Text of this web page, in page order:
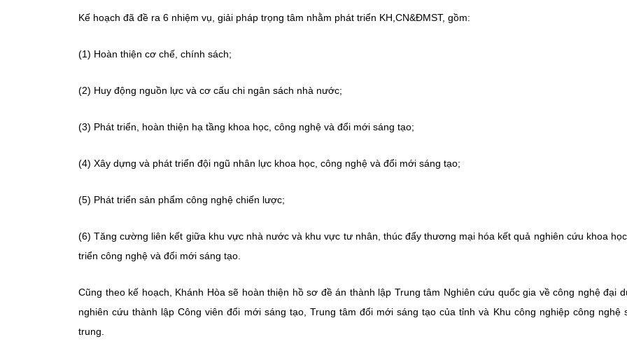
Kế hoạch đã đề ra 6 nhiệm vụ, giải pháp trọng tâm nhằm phát triển KH,CN&ĐMST, gồm:
(1) Hoàn thiện cơ chế, chính sách;
(2) Huy động nguồn lực và cơ cấu chi ngân sách nhà nước;
(3) Phát triển, hoàn thiện hạ tầng khoa học, công nghệ và đổi mới sáng tạo;
(4) Xây dựng và phát triển đội ngũ nhân lực khoa học, công nghệ và đổi mới sáng tạo;
(5) Phát triển sản phẩm công nghệ chiến lược;
(6) Tăng cường liên kết giữa khu vực nhà nước và khu vực tư nhân, thúc đẩy thương mại hóa kết quả nghiên cứu khoa
triển công nghệ và đổi mới sáng tạo.
Cũng theo kế hoạch, Khánh Hòa sẽ hoàn thiện hồ sơ đề án thành lập Trung tâm Nghiên cứu quốc gia về công nghệ đại
nghiên cứu thành lập Công viên đổi mới sáng tạo, Trung tâm đổi mới sáng tạo của tỉnh và Khu công nghiệp công nghệ
trung.